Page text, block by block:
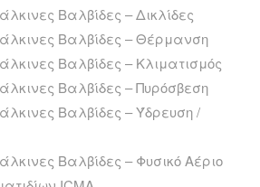
Βαλβίδες – Δικλίδες
Βαλβίδες – Θέρμανση
Βαλβίδες – Κλιματισμός
Βαλβίδες – Πυρόσβεση
Βαλβίδες – Ύδρευση /
Βαλβίδες – Φυσικό Αέριο